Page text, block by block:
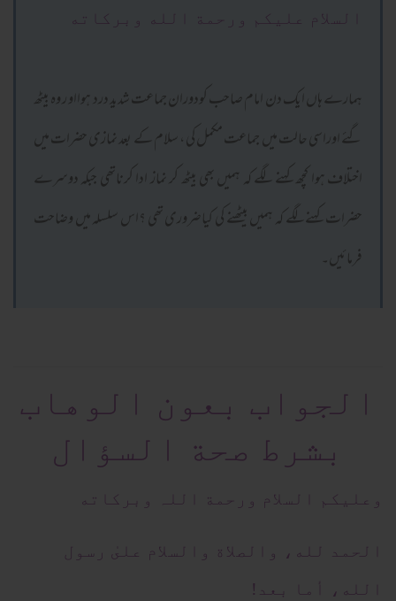
السلام عليكم ورحمة الله وبركاته
ہمارے ہاں ایک دن امام صاحب کودوران جماعت شدید درد ہوااو ر وہ بیٹھ
گئے اوراسی حالت میں جماعت مکمل کی ، سلام کے بعد نمازی حضرات میں
اختلاف ہوا کچھ کہنے لگے کہ ہمیں بھی بیٹھ کر نماز ادا کرناتھی جبکہ دوسرے
حضرات کہنے لگے کہ ہمیں بیٹھنے کی کیاضروری تھی ؟اس سلسلہ میں وضاحت
فرمائیں۔
الجواب بعون الوهاب
بشرط صحة السؤال
وعلیکم السلام ورحمة اللہ وبرکاته
الحمد لله، والصلاة والسلام علىٰ رسول
الله، أما بعد!